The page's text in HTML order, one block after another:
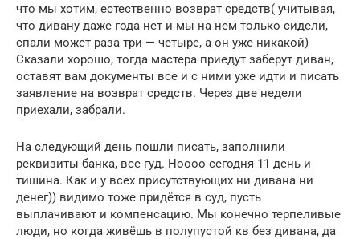
что мы хотим, естественно возврат средств( учитывая,
что дивану даже года нет и мы на нем только сидели,
спали может раза три — четыре, а он уже никакой)
Сказали хорошо, тогда мастера приедут заберут диван,
оставят вам документы все и с ними уже идти и писать
заявление на возврат средств. Через две недели
приехали, забрали.
На следующий день пошли писать, заполнили
реквизиты банка, все гуд. Ноооо сегодня 11 день и
тишина. Как и у всех присутствующих ни дивана ни
денег)) видимо тоже придётся в суд, пусть
выплачивают и компенсацию. Мы конечно терпеливые
люди, но когда живёшь в полупустой кв без дивана, да